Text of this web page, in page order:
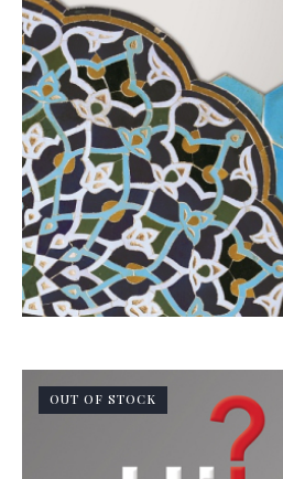
OUT OF STOCK